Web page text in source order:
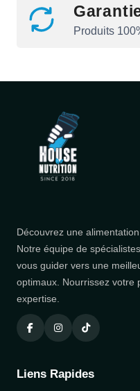
Produits
Découvrez une
Notre équipe de
vous guider vers une
optimaux. Nourrissez votre
expertise.
Liens Rapides